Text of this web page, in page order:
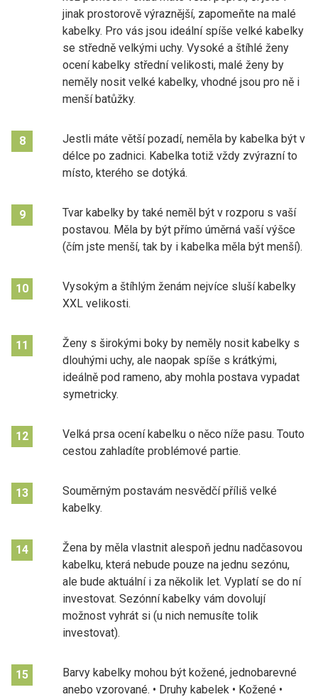
jinak prostorově výraznější, zapomeňte na malé
kabelky. Pro vás jsou ideální spíše velké kabelky
se středně velkými uchy. Vysoké a štíhlé ženy
ocení kabelky střední velikosti, malé ženy by
neměly nosit velké kabelky, vhodné jsou pro ně i
menší batůžky.
8
Jestli máte větší pozadí, neměla by kabelka být v
délce po zadnici. Kabelka totiž vždy zvýrazní to
místo, kterého se dotýká.
9
Tvar kabelky by také neměl být v rozporu s vaší
postavou. Měla by být přímo úměrná vaší výšce
(čím jste menší, tak by i kabelka měla být menší).
10
Vysokým a štíhlým ženám nejvíce sluší kabelky
XXL velikosti.
11
Ženy s širokými boky by neměly nosit kabelky s
dlouhými uchy, ale naopak spíše s krátkými,
ideálně pod rameno, aby mohla postava vypadat
symetricky.
12
Velká prsa ocení kabelku o něco níže pasu. Touto
cestou zahladíte problémové partie.
13
Souměrným postavám nesvědčí příliš velké
kabelky.
14
Žena by měla vlastnit alespoň jednu nadčasovou
kabelku, která nebude pouze na jednu sezónu,
ale bude aktuální i za několik let. Vyplatí se do ní
investovat. Sezónní kabelky vám dovolují
možnost vyhrát si (u nich nemusíte tolik
investovat).
15
Barvy kabelky mohou být kožené, jednobarevné
anebo vzorované. • Druhy kabelek • Kožené •